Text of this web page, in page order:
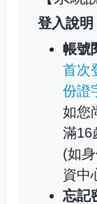
登入說明
帳號
首次
份證
如您
滿16
(如
資中
忘記